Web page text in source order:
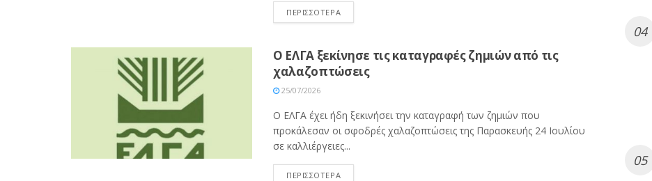
ΠΕΡΙΣΣΟΤΕΡΑ
Ο ΕΛΓΑ ξεκίνησε τις καταγραφές ζημιών από τις
χαλαζοπτώσεις
25/07/2026
Ο ΕΛΓΑ έχει ήδη ξεκινήσει την καταγραφή των ζημιών που
προκάλεσαν οι σφοδρές χαλαζοπτώσεις της Παρασκευής 24 Ιουλίου
σε καλλιέργειες...
ΠΕΡΙΣΣΟΤΕΡΑ